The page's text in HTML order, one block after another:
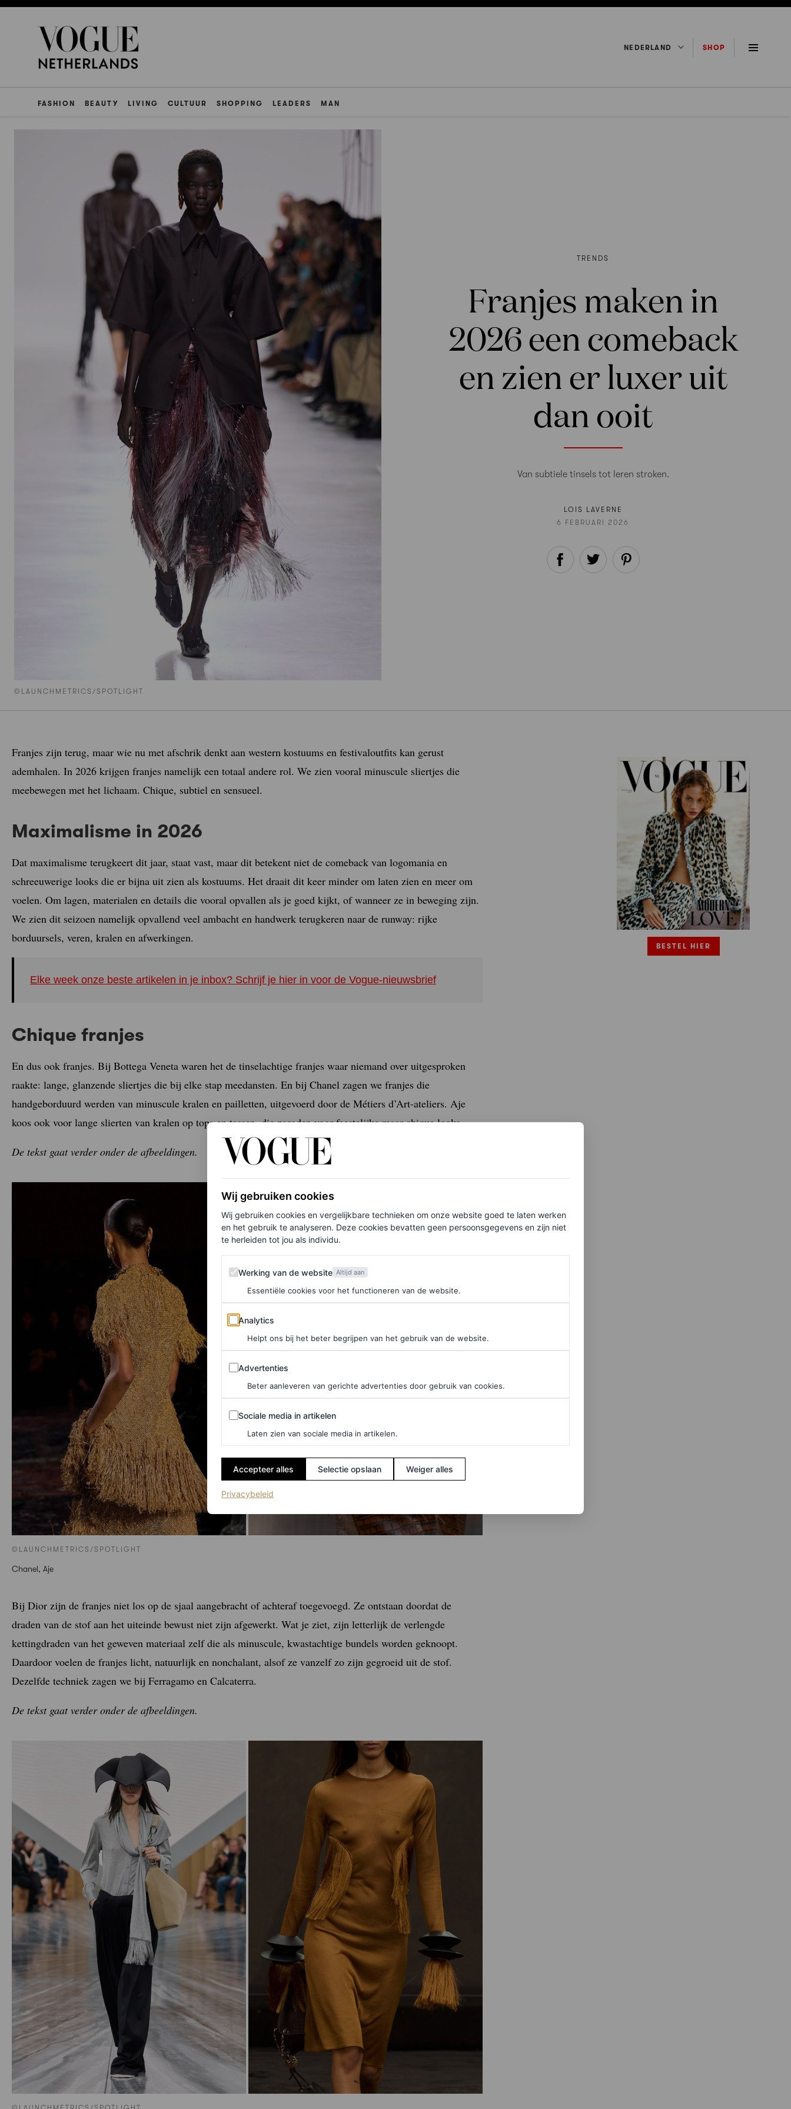
NEDERLAND SHOP
FASHION BEAUTY LIVING CULTUUR SHOPPING LEADERS MAN
©LAUNCHMETRICS/SPOTLIGHT
TRENDS
Franjes maken in
2026 een comeback
en zien er luxer uit
dan ooit
Van subtiele tinsels tot leren stroken.
LOIS LAVERNE
6 FEBRUARI 2026
Franjes zijn terug, maar wie nu met afschrik denkt aan western kostuums en festivaloutfits kan gerust
ademhalen. In 2026 krijgen franjes namelijk een totaal andere rol. We zien vooral minuscule sliertjes die
meebewegen met het lichaam. Chique, subtiel en sensueel.
Maximalisme in 2026
Dat maximalisme terugkeert dit jaar, staat vast, maar dit betekent niet de comeback van logomania en
schreeuwerige looks die er bijna uit zien als kostuums. Het draait dit keer minder om laten zien en meer om
voelen. Om lagen, materialen en details die vooral opvallen als je goed kijkt, of wanneer ze in beweging zijn.
We zien dit seizoen namelijk opvallend veel ambacht en handwerk terugkeren naar de runway: rijke
borduursels, veren, kralen en afwerkingen.
Elke week onze beste artikelen in je inbox? Schrijf je hier in voor de Vogue-nieuwsbrief
Chique franjes
En dus ook franjes. Bij Bottega Veneta waren het de tinselachtige franjes waar niemand over uitgesproken
raakte: lange, glanzende sliertjes die bij elke stap meedansten. En bij Chanel zagen we franjes die
handgeborduurd werden van minuscule kralen en pailletten, uitgevoerd door de Métiers d’Art-ateliers. Aje
koos ook voor lange slierten van kralen op tops en tassen, die zorgden voor feestelijke maar chique looks.
De tekst gaat verder onder de afbeeldingen.
©LAUNCHMETRICS/SPOTLIGHT
Chanel, Aje
Bij Dior zijn de franjes niet los op de sjaal aangebracht of achteraf toegevoegd. Ze ontstaan doordat de
draden van de stof aan het uiteinde bewust niet zijn afgewerkt. Wat je ziet, zijn letterlijk de verlengde
kettingdraden van het geweven materiaal zelf die als minuscule, kwastachtige bundels worden geknoopt.
Daardoor voelen de franjes licht, natuurlijk en nonchalant, alsof ze vanzelf zo zijn gegroeid uit de stof.
Dezelfde techniek zagen we bij Ferragamo en Calcaterra.
De tekst gaat verder onder de afbeeldingen.
BESTEL HIER
Wij gebruiken cookies
Wij gebruiken cookies en vergelijkbare technieken om onze website goed te laten werken
en het gebruik te analyseren. Deze cookies bevatten geen persoonsgegevens en zijn niet
te herleiden tot jou als individu.
Werking van de website
Werking van de website Altijd aan
Essentiële cookies voor het functioneren van de website.
Analytics
Analytics
Helpt ons bij het beter begrijpen van het gebruik van de website.
Advertenties
Advertenties
Beter aanleveren van gerichte advertenties door gebruik van cookies.
Sociale media in artikelen
Sociale media in artikelen
Laten zien van sociale media in artikelen.
Accepteer alles Selectie opslaan Weiger alles
Privacybeleid